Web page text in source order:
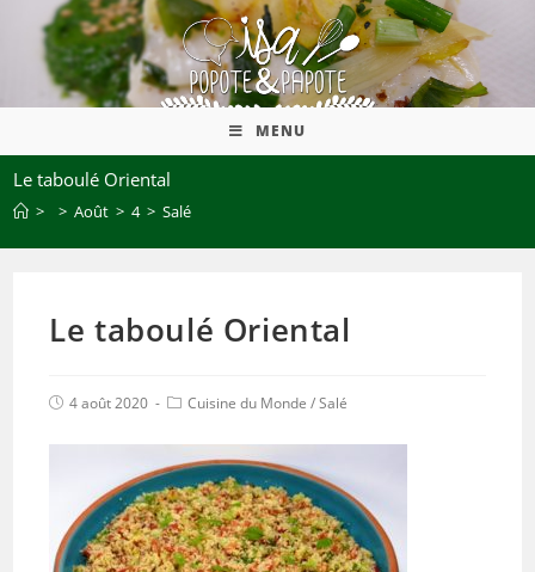
MENU
Le taboulé Oriental
> > Août > 4 > Salé
Le taboulé Oriental
4 août 2020 Cuisine du Monde /Salé